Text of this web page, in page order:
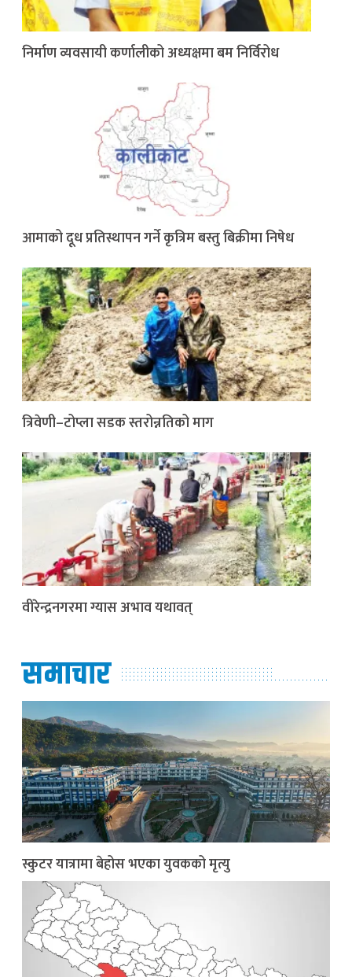
निर्माण व्यवसायी कर्णालीको अध्यक्षमा बम निर्विरोध
आमाको दूध प्रतिस्थापन गर्ने कृत्रिम बस्तु बिक्रीमा निषेध
त्रिवेणी–टोप्ला सडक स्तरोन्नतिको माग
वीरेन्द्रनगरमा ग्यास अभाव यथावत्
समाचार
स्कुटर यात्रामा बेहोस भएका युवकको मृत्यु